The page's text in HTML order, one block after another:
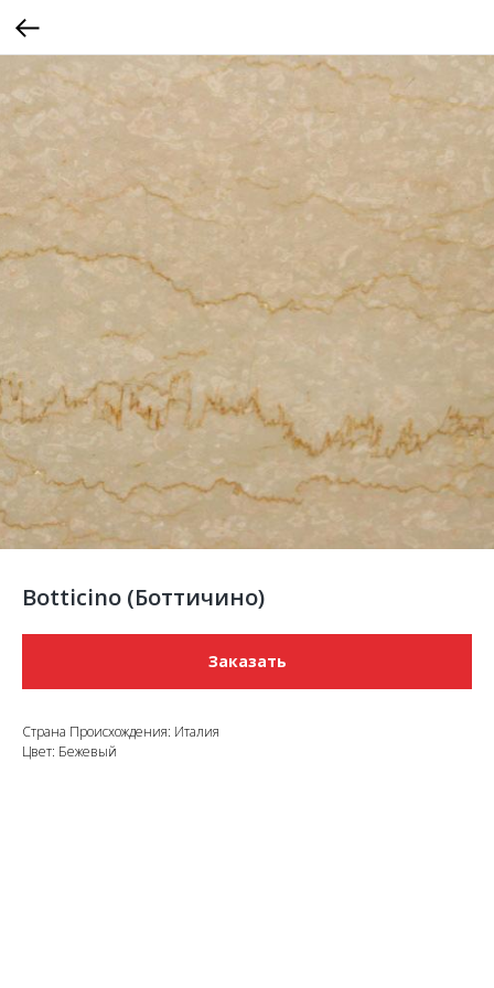
Botticino (Боттичино)
Заказать
Страна Происхождения: Италия
Цвет: Бежевый